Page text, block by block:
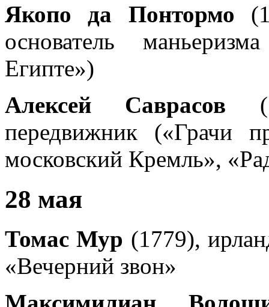
Якопо да Понтормо
основатель
Египте»)
Алексей Саврасов
передвижник («Грачи
московский Кремль»,
28 мая
Томас Мур (1779),
«Вечерний звон»